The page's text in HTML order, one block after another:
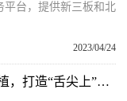
平台，提供新三板和北
2023/04/24
天天资讯：北京化工大学：“订单式”种植，打造“舌尖上”的帮扶新模式